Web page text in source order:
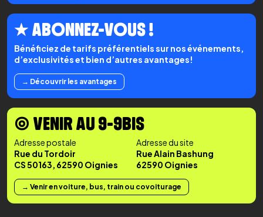
★ ABONNEZ-VOUS !
Bénéficiez de tarifs préférentiels sur nos événements,
d’exclusivités et bien d’autres avantages!
→ Découvrir les avantages
◉ VENIR AU 9-9BIS
Adresse postale
Rue du Tordoir
CS 50163, 62590 Oignies
Adresse du site
Rue Alain Bashung
62590 Oignies
→ Venir en voiture, bus, train ou covoiturage